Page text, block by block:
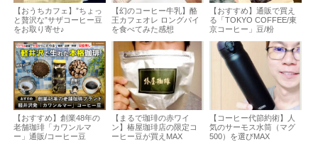
【おうちカフェ】”ちょっ
と贅沢な”サザコーヒー豆
をお取り寄せ♪
【幻のコーヒー牛乳】酪
王カフェオレ ロングパイ
を食べてみた感想
【おすすめ】通販で買え
る「TOKYO COFFEE/東
京コーヒー」豆/粉
【おすすめ】創業48年の
老舗珈琲「カワンルマ
ー」通販/コーヒー豆
【まるで珈琲の赤ワイ
ン】椿屋珈琲店の限定コ
ーヒー豆が買えMAX
【コーヒー代節約術】人
気のサーモス水筒（マグ
500）を選びMAX